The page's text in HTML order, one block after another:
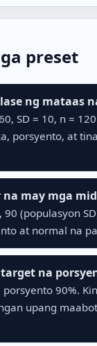
preset
ng mataas
SD = 10, n =
porsyento, at
may mga
90 (populasyon
at normal na
na
90%.
upang